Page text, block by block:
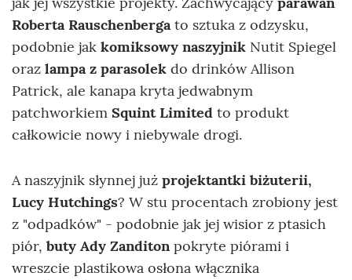
Roberta Rauschenbergato sztuka z odzysku,
podobnie jak komiksowy naszyjnik Nutit Spiegel
oraz lampa z parasolek do drinków Allison
Patrick, ale kanapa kryta jedwabnym
patchworkiem Squint Limited to produkt
całkowicie nowy i niebywale drogi.
A naszyjnik słynnej już projektantki biżuterii,
Lucy Hutchings? W stu procentach zrobiony jest
z "odpadków" - podobnie jak jej wisior z ptasich
piór, buty Ady Zanditonpokryte piórami i
wreszcie plastikowa osłona włącznika